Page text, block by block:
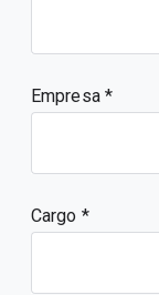
Empresa
Cargo